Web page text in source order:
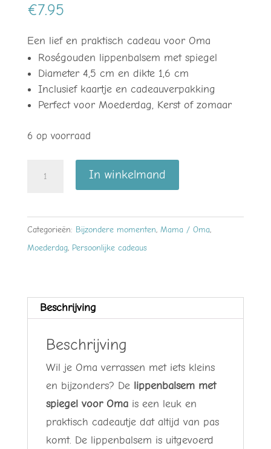
€7.95
Een lief en praktisch cadeau voor Oma
Roségouden lippenbalsem met spiegel
Diameter 4,5 cm en dikte 1,6 cm
Inclusief kaartje en cadeauverpakking
Perfect voor Moederdag, Kerst of zomaar
6 op voorraad
Lippenbalsem
en
praktisch
aantal
In winkelmand
Categorieën: Bijzondere momenten, Mama / Oma,
Moederdag, Persoonlijke cadeaus
Beschrijving
Beschrijving
Wil je Oma verrassen met iets kleins
en bijzonders? De lippenbalsem met
spiegel voor Omais een leuk en
praktisch cadeautje dat altijd van pas
komt. De lippenbalsem is uitgevoerd